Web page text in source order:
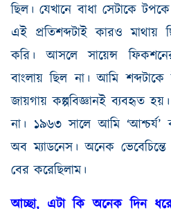
ছিল। যেখানে বাধা সেটাকে টপকে
এই প্রতিশব্দটাই কারও মাথায়
করি। আসলে সায়েন্স
বাংলায় ছিল না। আমি শব্দটাকে
জায়গায় কল্পবিজ্ঞানই ব্যবহৃত হয়।
না। ১৯৬৩ সালে আমি ‘আশ্চর্য’
অব ম্যাডনেস। অনেক ভেবেচিন্তে
বের করেছিলাম।
আচ্ছা, এটা কি অনেক দিন